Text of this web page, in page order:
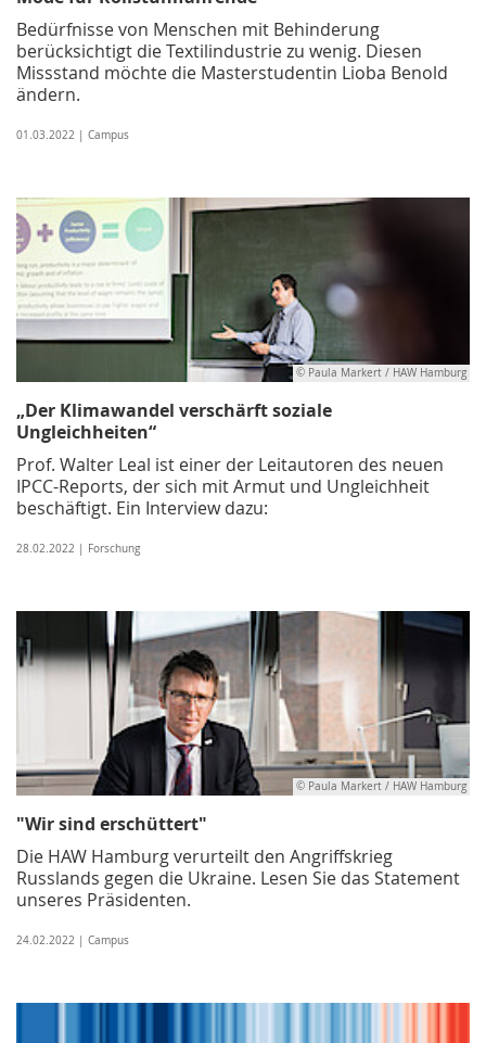
Bedürfnisse von Menschen mit Behinderung
berücksichtigt die Textilindustrie zu wenig. Diesen
Missstand möchte die Masterstudentin Lioba Benold
ändern.
01.03.2022 | Campus
© Paula Markert / HAW Hamburg
„Der Klimawandel verschärft soziale
Ungleichheiten“
Prof. Walter Leal ist einer der Leitautoren des neuen
IPCC-Reports, der sich mit Armut und Ungleichheit
beschäftigt. Ein Interview dazu:
28.02.2022 | Forschung
© Paula Markert / HAW Hamburg
"Wir sind erschüttert"
Die HAW Hamburg verurteilt den Angriffskrieg
Russlands gegen die Ukraine. Lesen Sie das Statement
unseres Präsidenten.
24.02.2022 | Campus